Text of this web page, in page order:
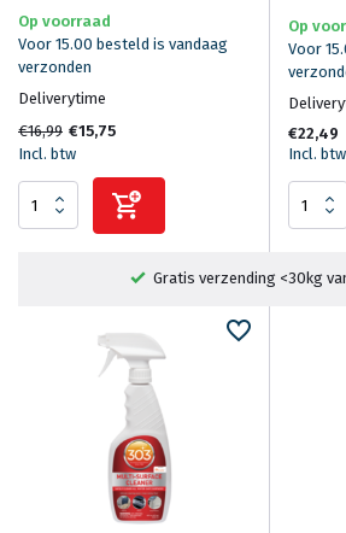
Op voorraad
Voor 15.00 besteld is vandaag
verzonden
Deliverytime
€16,99 €15,75
Incl. btw
Op
Voor
€22,49
Incl. btw
Fysieke winkel in